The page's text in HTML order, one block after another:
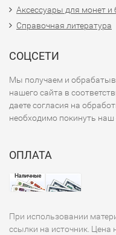
- Экономика Японии
иена считается
Банкноты Японии не
но и несут в себе
японской валюты,
Аксессуары для монет и
Справочная литература
СОЦСЕТИ
Мы получаем и
нашего сайта в
даете согласия на
необходимо покинуть наш
ОПЛАТА
При использовании
ссылки на источник. Цена